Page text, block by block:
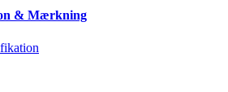
& Mærkning